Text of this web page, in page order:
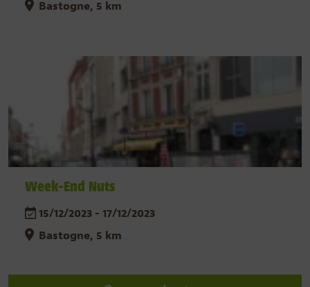
Bastogne, 5 km
Week-End Nuts
15/12/2023 - 17/12/2023
Bastogne, 5 km